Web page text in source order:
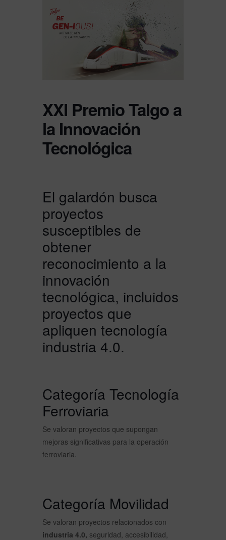
XXI Premio Talgo a
la Innovación
Tecnológica
El galardón busca
proyectos
susceptibles de
obtener
reconocimiento a la
innovación
tecnológica, incluidos
proyectos que
apliquen tecnología
industria 4.0.
Categoría Tecnología
Ferroviaria
Se valoran proyectos que supongan
mejoras significativas para la operación
ferroviaria.
Categoría Movilidad
Se valoran proyectos relacionados con
industria 4.0, seguridad, accesibilidad,